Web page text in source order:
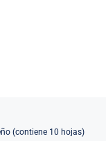
(contiene 10 hojas)